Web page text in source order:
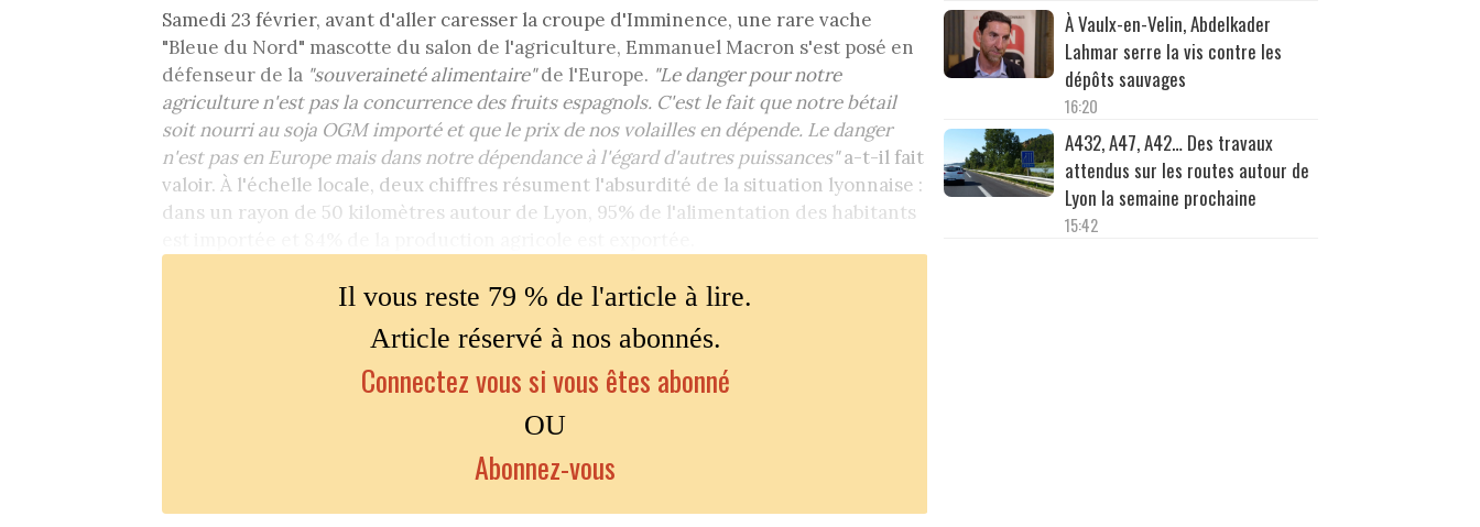
Samedi 23 février, avant d'aller caresser la croupe d'Imminence, une rare vache
"Bleue du Nord" mascotte du salon de l'agriculture, Emmanuel Macron s'est posé en
défenseur de la "souveraineté alimentaire"de l'Europe. "Le danger pour notre
agriculture n'est pas la concurrence des fruits espagnols. C'est le fait que notre bétail
soit nourri au soja OGM importé et que le prix de nos volailles en dépende. Le danger
n'est pas en Europe mais dans notre dépendance à l'égard d'autres puissances"a-t-il fait
valoir. À l'échelle locale, deux chiffres résument l'absurdité de la situation lyonnaise :
dans un rayon de 50 kilomètres autour de Lyon, 95% de l'alimentation des habitants
Il vous reste 79 % de l'article à lire.
Article réservé à nos abonnés.
Connectez vous si vous êtes abonné
OU
Abonnez-vous
À Vaulx-en-Velin, Abdelkader
Lahmar serre la vis contre les
dépôts sauvages
16:20
A432, A47, A42… Des travaux
attendus sur les routes autour de
Lyon la semaine prochaine
15:42